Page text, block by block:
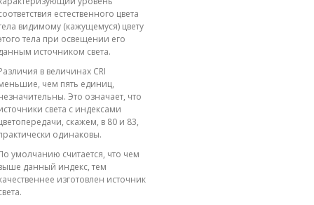
естественного цвета
видимому (кажущемуся) цвету
тела при освещении его
источником света.
в величинах CRI
чем пять единиц,
Это означает, что
света с индексами
скажем, в 80 и 83,
одинаковы.
умолчанию считается, что чем
данный индекс, тем
изготовлен источник